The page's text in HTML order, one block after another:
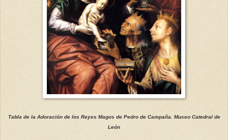
Tabla de la Adoración de los Reyes Magos de Pedro de Campaña. Museo Catedral de
León